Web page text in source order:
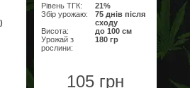
Рівень ТГК:
21%
Збір урожаю:
75 днів після
сходу
Висота:
до 100 см
Урожай з
рослини:
180 гр
105 грн